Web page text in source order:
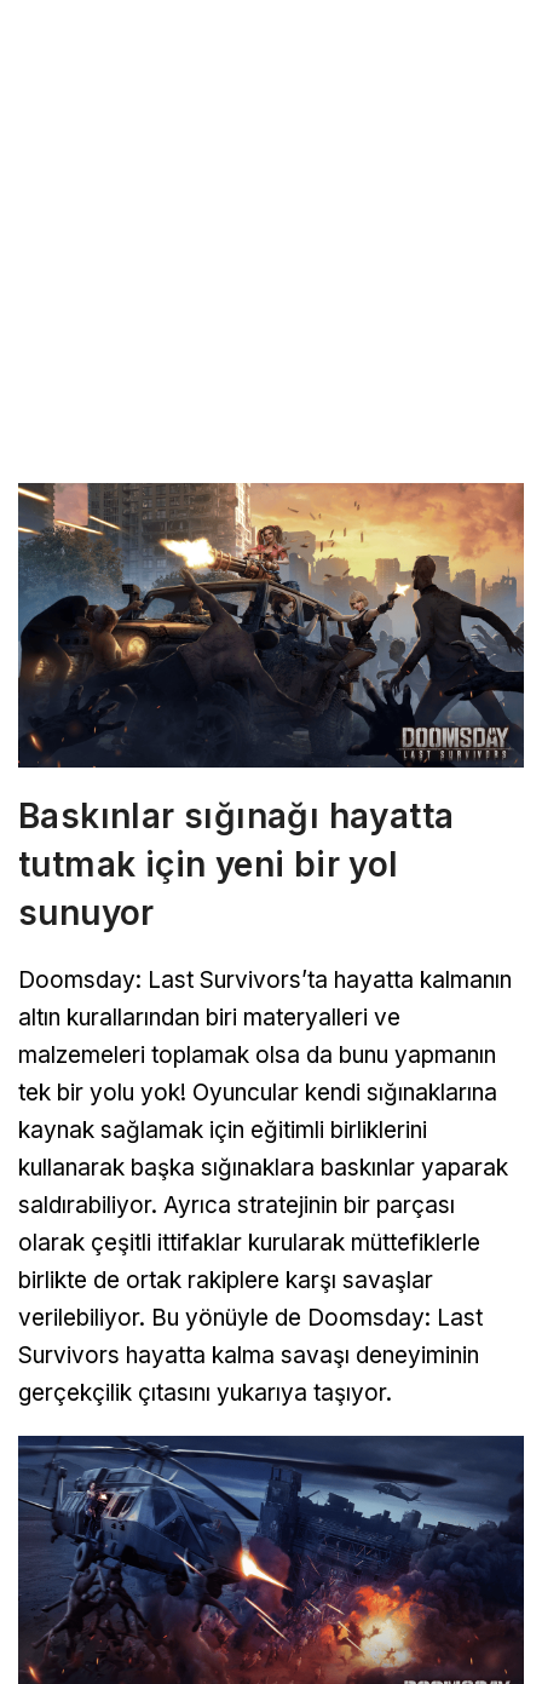
Baskınlar sığınağı hayatta
tutmak için yeni bir yol
sunuyor
Doomsday: Last Survivors’ta hayatta kalmanın
altın kurallarından biri materyalleri ve
malzemeleri toplamak olsa da bunu yapmanın
tek bir yolu yok! Oyuncular kendi sığınaklarına
kaynak sağlamak için eğitimli birliklerini
kullanarak başka sığınaklara baskınlar yaparak
saldırabiliyor. Ayrıca stratejinin bir parçası
olarak çeşitli ittifaklar kurularak müttefiklerle
birlikte de ortak rakiplere karşı savaşlar
verilebiliyor. Bu yönüyle de Doomsday: Last
Survivors hayatta kalma savaşı deneyiminin
gerçekçilik çıtasını yukarıya taşıyor.